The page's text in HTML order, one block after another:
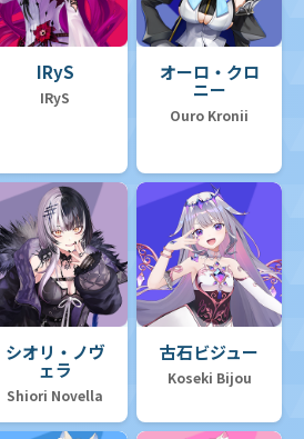
IRyS
IRyS
オーロ・クロ
ニー
Ouro Kronii
シオリ・ノヴ
ェラ
Shiori Novella
古石ビジュー
Koseki Bijou